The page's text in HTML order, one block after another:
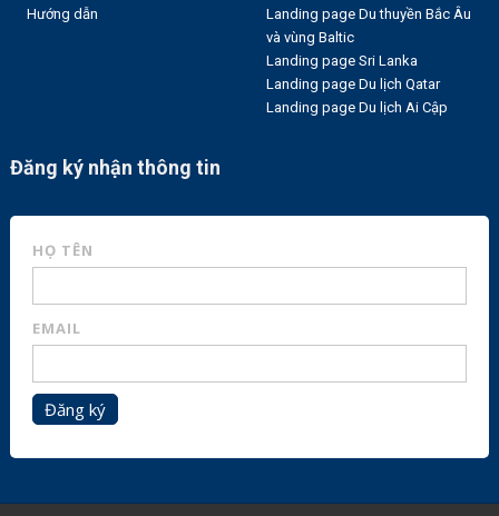
Hướng dẫn
Landing page Du thuyền Bắc Âu
và vùng Baltic
Landing page Sri Lanka
Landing page Du lịch Qatar
Landing page Du lịch Ai Cập
Đăng ký nhận thông tin
HỌ TÊN
EMAIL
Đăng ký